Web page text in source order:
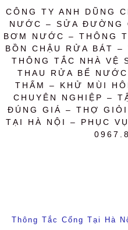
CÔNG TY ANH DŨNG
NƯỚC – SỬA ĐƯỜNG
BƠM NƯỚC – THÔNG
BỒN CHẬU RỬA BÁT –
THÔNG TẮC NHÀ VỆ
THAU RỬA BỂ
THẤM – KHỬ MÙI
CHUYÊN NGHIỆP –
ĐÚNG GIÁ – THỢ
TẠI HÀ NỘI – PHỤC
Thông Tắc Cống Tại Hà